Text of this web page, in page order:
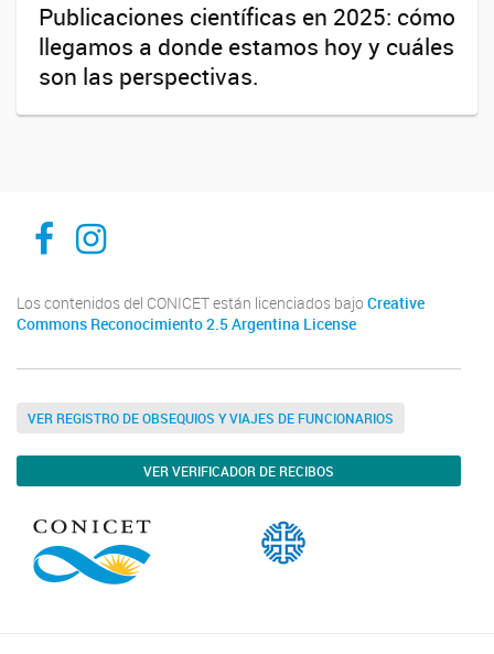
Publicaciones científicas en 2025: cómo
llegamos a donde estamos hoy y cuáles
son las perspectivas.
Inibioma-Conicet/Unco
inibiomaabierto
Los contenidos del CONICET están licenciados bajo Creative
Commons Reconocimiento 2.5 Argentina License
VER REGISTRO DE OBSEQUIOS Y VIAJES DE FUNCIONARIOS
VER VERIFICADOR DE RECIBOS